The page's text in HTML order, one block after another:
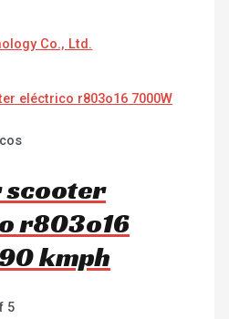
Co., Ltd.
scooter
r803o16
kmph
5